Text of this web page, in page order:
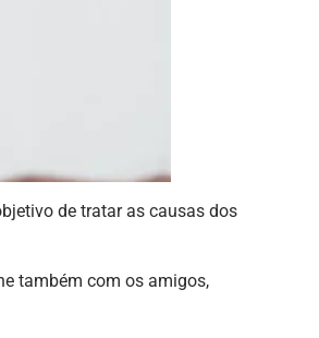
de tratar as causas dos
também com os amigos,